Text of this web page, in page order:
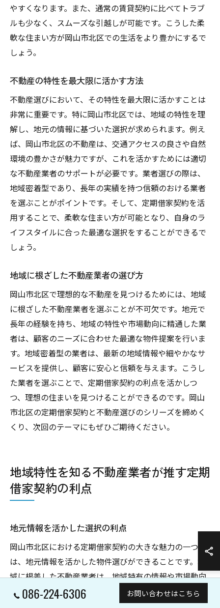
やすくなります。また、通常の賃貸契約に比べてトラブ
ルも少なく、スムーズな引越しが可能です。こうした柔
軟な住まい方が岡山市北区での生活をより豊かにするで
しょう。
不動産の特性を最大限に活かす方法
不動産選びにおいて、その特性を最大限に活かすことは
非常に重要です。特に岡山市北区では、地域の特性を理
解し、地元の情報に基づいた選択が求められます。例え
ば、岡山市北区の不動産は、交通アクセスの良さや自然
環境の豊かさが魅力ですが、これを活かすためには適切
な不動産業者のサポートが必要です。業者選びの際は、
地域密着型であり、長年の実績を持つ信頼のおける業者
を選ぶことがポイントです。そして、定期借家契約を活
用することで、柔軟な住まい方が可能となり、自身のラ
イフスタイルに合った最適な選択をすることができるで
しょう。
地域に根ざした不動産業者の選び方
岡山市北区で理想的な不動産を見つけるためには、地域
に根ざした不動産業者を選ぶことが不可欠です。地元で
長年の経験を持ち、地域の特性や市場動向に精通した業
者は、顧客のニーズに合わせた最適な物件提案を行いま
す。地域密着型の業者は、最新の地域情報や細やかなサ
ービスを提供し、顧客に安心と信頼を与えます。こうし
た業者を選ぶことで、定期借家契約の利点を活かしつ
つ、理想の住まいを見つけることができるのです。岡山
市北区の定期借家契約と不動産選びのシリーズを締めく
くり、次回のテーマにもぜひご期待ください。
地域特性を知る不動産業者が推す定期
借家契約の利点
地元情報を活かした選択の利点
岡山市北区における定期借家契約の大きな魅力の一つ
は、地元情報を活かした物件選びができることです。地
域に根差した不動産業者は、地域特有の情報や市場動向
を熟知しており、これに基づいた的確な提案を行うこと
086-224-6306 お問い合わせはこちら